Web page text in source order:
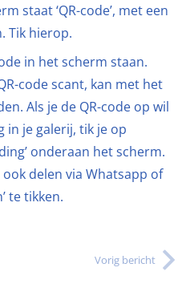
staat ‘QR-code’, met een
Tik hierop.
in het scherm staan.
code scant, kan met het
Als je de QR-code op wil
in je galerij, tik je op
onderaan het scherm.
ook delen via Whatsapp of
te tikken.
Vorig bericht